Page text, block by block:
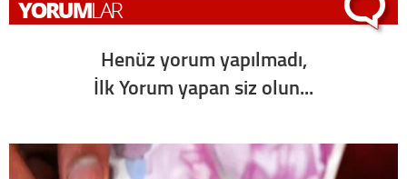
Henüz yorum yapılmadı,
İlk Yorum yapan siz olun...